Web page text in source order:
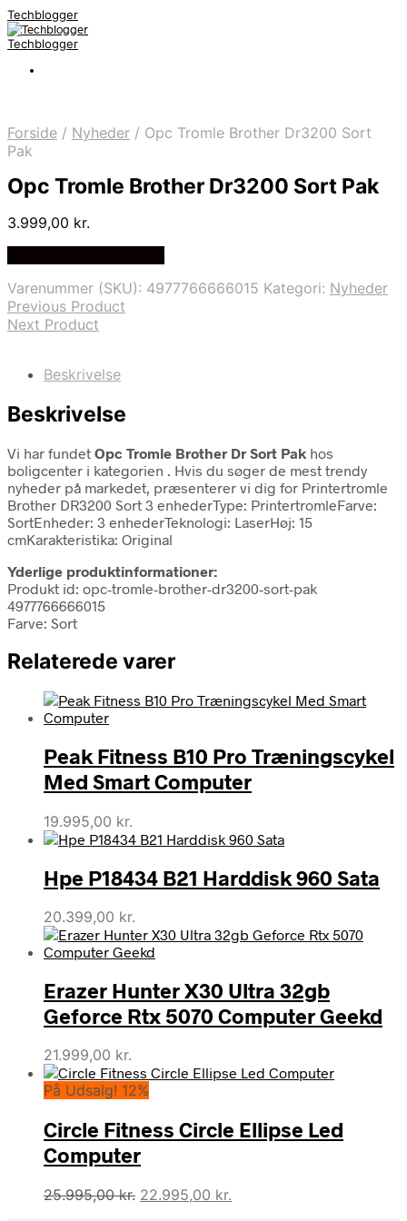
Techblogger
Techblogger
Forside / Nyheder / Opc Tromle Brother Dr3200 Sort
Pak
Opc Tromle Brother Dr3200 Sort Pak
3.999,00 kr.
Varenummer (SKU): 4977766666015 Kategori: Nyheder
Previous Product
Next Product
Beskrivelse
Beskrivelse
Vi har fundet Opc Tromle Brother Dr Sort Pak hos
boligcenter i kategorien . Hvis du søger de mest trendy
nyheder på markedet, præsenterer vi dig for Printertromle
Brother DR3200 Sort 3 enhederType: PrintertromleFarve:
SortEnheder: 3 enhederTeknologi: LaserHøj: 15
cmKarakteristika: Original
Yderlige produktinformationer:
Produkt id: opc-tromle-brother-dr3200-sort-pak
4977766666015
Farve: Sort
Relaterede varer
Peak Fitness B10 Pro Træningscykel
Med Smart Computer
19.995,00 kr.
Hpe P18434 B21 Harddisk 960 Sata
20.399,00 kr.
Erazer Hunter X30 Ultra 32gb
Geforce Rtx 5070 Computer Geekd
21.999,00 kr.
På Udsalg! 12%
Circle Fitness Circle Ellipse Led
Computer
25.995,00kr. Den
22.995,00 kr.